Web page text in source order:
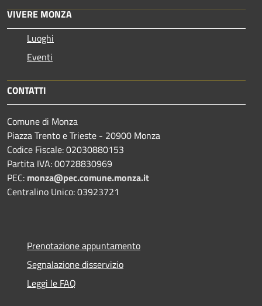
VIVERE MONZA
Luoghi
Eventi
CONTATTI
Comune di Monza
Piazza Trento e Trieste - 20900 Monza
Codice Fiscale: 02030880153
Partita IVA: 00728830969
PEC: monza@pec.comune.monza.it
Centralino Unico: 03923721
Prenotazione appuntamento
Segnalazione disservizio
Leggi le FAQ